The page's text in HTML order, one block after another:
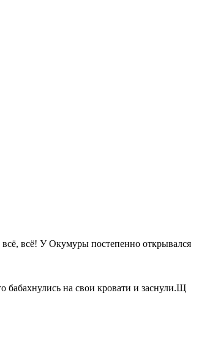
всё, всё! У Окумуры постепенно открывался
бабахнулись на свои кровати и заснули.Щ